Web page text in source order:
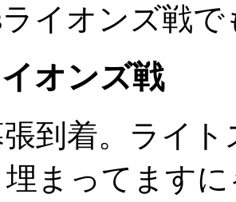
ライオンズ戦
オンズ戦
到着。ライ
まってます